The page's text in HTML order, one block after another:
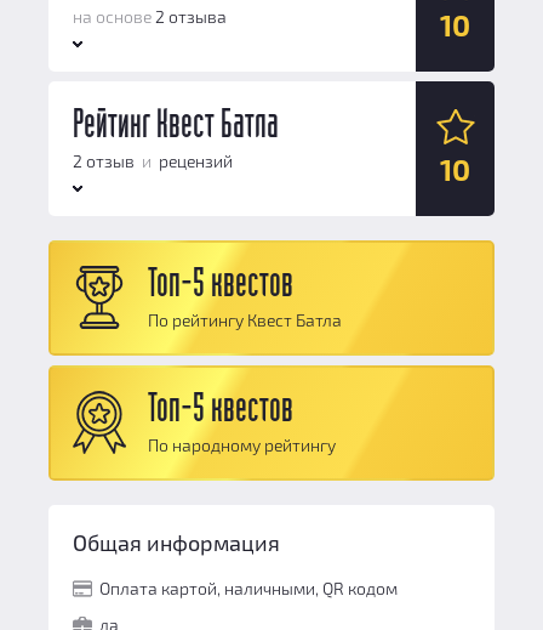
на основе 2 отзыва 10
Антураж: 10
Логические задачи:
Сюжет:
Персонал и безопасность:
Общий балл:
Рейтинг Квест Батла
2 отзыв и рецензий 10
Логические задачи:
Персонал и безопасность:
Общий балл:
Топ-5 квестов
По рейтингу Квест Батла
Топ-5 квестов
По народному рейтингу
Общая информация
Оплата картой, наличными, QR кодом
да